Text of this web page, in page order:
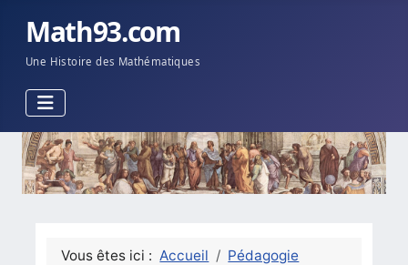
Math93.com
Une Histoire des Mathématiques
Vous êtes ici : Accueil
Pédagogie